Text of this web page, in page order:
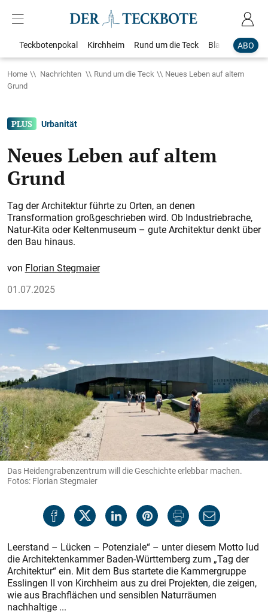
ABO
Teckbotenpokal Kirchheim Rund um die Teck Blaulicht
Home Nachrichten Rund um die Teck
Neues Leben auf altem
Grund
Urbanität
Neues Leben auf altem
Grund
Tag der Architektur führte zu Orten, an denen
Transformation großgeschrieben wird. Ob Industriebrache,
Natur-Kita oder Keltenmuseum – gute Architektur denkt über
den Bau hinaus.
Florian Stegmaier
01.07.2025
Das Heidengrabenzentrum will die Geschichte erlebbar machen.
Fotos: Florian Stegmaier
Leerstand – Lücken – Potenziale“ – unter diesem Motto lud
die Architektenkammer Baden-Württemberg zum „Tag der
Architektur“ ein. Mit dem Bus startete die Kammergruppe
Esslingen II von Kirchheim aus zu drei Projekten, die zeigen,
wie aus Brachflächen und sensiblen Naturräumen
nachhaltige ...